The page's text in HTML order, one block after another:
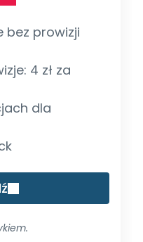
bez prowizji
4 zł za
dla